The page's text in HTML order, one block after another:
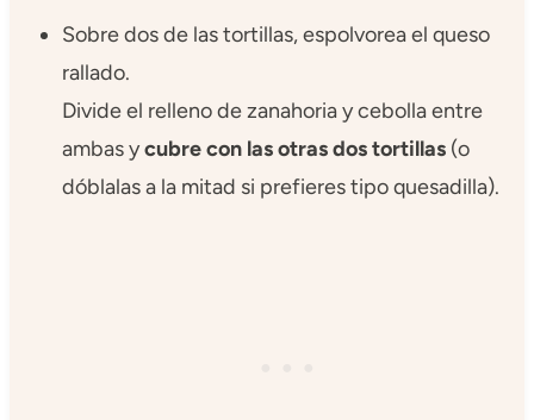
Sobre dos de las tortillas, espolvorea el queso
rallado.
Divide el relleno de zanahoria y cebolla entre
ambas ycubre con las otras dos tortillas(o
dóblalas a la mitad si prefieres tipo quesadilla).